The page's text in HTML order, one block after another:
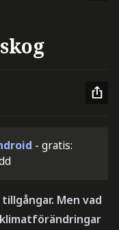
- gratis:
Men vad